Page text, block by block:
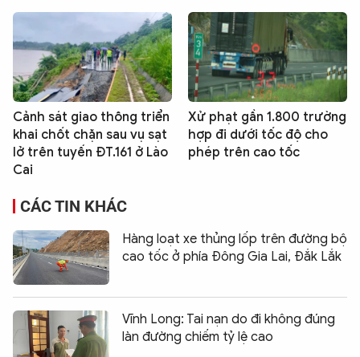
Cảnh sát giao thông triển
khai chốt chặn sau vụ sạt
lở trên tuyến ĐT.161 ở Lào
Cai
Xử phạt gần 1.800 trường
hợp đi dưới tốc độ cho
phép trên cao tốc
CÁC TIN KHÁC
Hàng loạt xe thủng lốp trên đường bộ
cao tốc ở phía Đông Gia Lai, Đắk Lắk
Vĩnh Long: Tai nạn do đi không đúng
làn đường chiếm tỷ lệ cao